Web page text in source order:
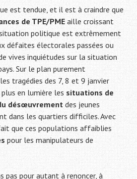
est tendue, et il est à craindre que
de TPE/PME aille croissant
politique est extrêmement
défaites électorales passées ou
vives inquiétudes sur la situation
Sur le plan purement
tragédies des 7, 8 et 9 janvier
en lumière les situations de
désœuvrementdes jeunes
dans les quartiers difficiles. Avec
que ces populations affaiblies
pour les manipulateurs de
pas pour autant à renoncer, à